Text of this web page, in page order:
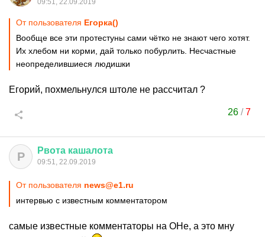
09:51, 22.09.2019
От пользователя Егорка()
Вообще все эти протестуны сами чётко не знают чего хотят.
Их хлебом ни корми, дай только побурлить. Несчастные
неопределившиеся людишки
Егорий, похмельнулся штоле не рассчитал ?
26 /7
Р Рвота кашалота
09:51, 22.09.2019
От пользователя news@e1.ru
интервью с известным комментатором
самые известные комментаторы на ОНе, а это мну